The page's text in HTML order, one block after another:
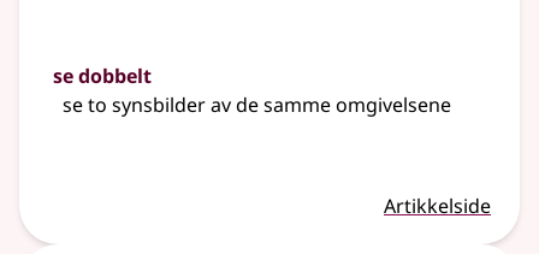
se dobbelt
se to synsbilder av de samme omgivelsene
Artikkelside